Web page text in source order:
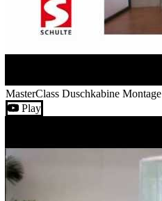
MasterClass Duschkabine Montage
Play